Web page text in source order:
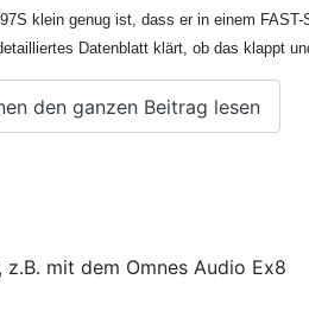
klein genug ist, dass er in einem
Datenblatt klärt, ob das klappt
den ganzen Beitrag lesen
mit dem Omnes Audio Ex8